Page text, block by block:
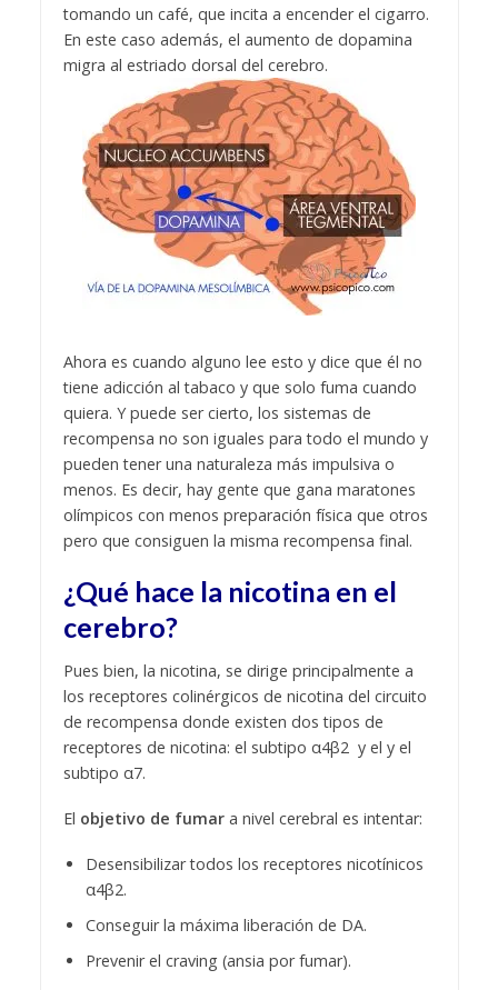
tomando un café, que incita a encender el cigarro.
En este caso además, el aumento de dopamina
migra al estriado dorsal del cerebro.
Ahora es cuando alguno lee esto y dice que él no
tiene adicción al tabaco y que solo fuma cuando
quiera. Y puede ser cierto, los sistemas de
recompensa no son iguales para todo el mundo y
pueden tener una naturaleza más impulsiva o
menos. Es decir, hay gente que gana maratones
olímpicos con menos preparación física que otros
pero que consiguen la misma recompensa final.
¿Qué hace la nicotina en el
cerebro?
Pues bien, la nicotina, se dirige principalmente a
los receptores colinérgicos de nicotina del circuito
de recompensa donde existen dos tipos de
receptores de nicotina: el subtipo α4β2 y el y el
subtipo α7.
El objetivo de fumara nivel cerebral es intentar:
Desensibilizar todos los receptores nicotínicos
α4β2.
Conseguir la máxima liberación de DA.
Prevenir el craving (ansia por fumar).